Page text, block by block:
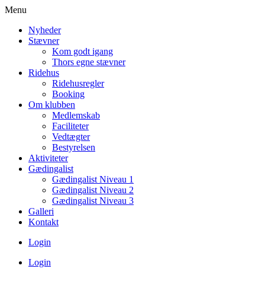
Menu
Nyheder
Stævner
Kom godt igang
Thors egne stævner
Ridehus
Ridehusregler
Booking
Om klubben
Medlemskab
Faciliteter
Vedtægter
Bestyrelsen
Aktiviteter
Gædingalist
Gædingalist Niveau 1
Gædingalist Niveau 2
Gædingalist Niveau 3
Galleri
Kontakt
Login
Login